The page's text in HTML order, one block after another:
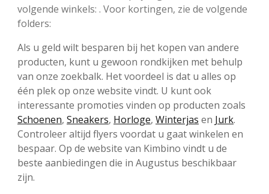
volgende winkels: . Voor kortingen, zie de volgende
folders:
Als u geld wilt besparen bij het kopen van andere
producten, kunt u gewoon rondkijken met behulp
van onze zoekbalk. Het voordeel is dat u alles op
één plek op onze website vindt. U kunt ook
interessante promoties vinden op producten zoals
Schoenen, Sneakers, Horloge, Winterjas en Jurk.
Controleer altijd flyers voordat u gaat winkelen en
bespaar. Op de website van Kimbino vindt u de
beste aanbiedingen die in Augustus beschikbaar
zijn.